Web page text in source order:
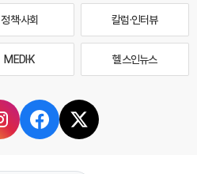
정책·사회 칼럼·인터뷰
MEDI·K 헬스인뉴스